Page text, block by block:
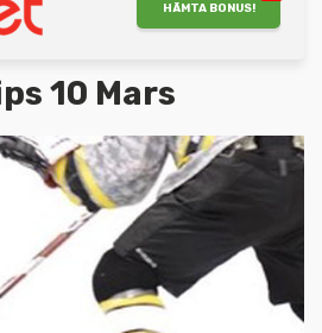
HÄMTA BONUS!
10 Mars